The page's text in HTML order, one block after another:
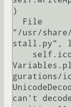
)
"/usr/
stall.py",
gurations/
can't